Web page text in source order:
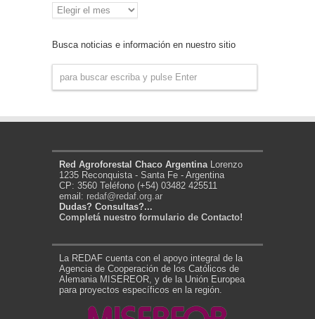
Archivo
de
Busca noticias e información en nuestro sitio
Red Agroforestal Chaco Argentina Lorenzo
1235 Reconquista - Santa Fe - Argentina
CP: 3560 Teléfono (+54) 03482 425511
email: redaf@redaf.org.ar
Dudas? Consultas?...
Completá nuestro formulario de Contacto!
La REDAF cuenta con el apoyo integral de la
Agencia de Cooperación de los Católicos de
Alemania MISEREOR, y de la Unión Europea
para proyectos específicos en la región.